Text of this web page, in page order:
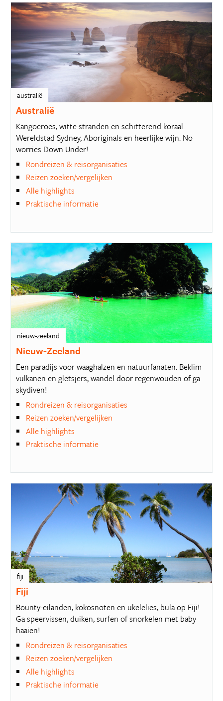
australië
Australië
Kangoeroes, witte stranden en schitterend koraal.
Wereldstad Sydney, Aboriginals en heerlijke wijn. No
worries Down Under!
Rondreizen & reisorganisaties
Reizen zoeken/vergelijken
Alle highlights
Praktische informatie
nieuw-zeeland
Nieuw-Zeeland
Een paradijs voor waaghalzen en natuurfanaten. Beklim
vulkanen en gletsjers, wandel door regenwouden of ga
skydiven!
Rondreizen & reisorganisaties
Reizen zoeken/vergelijken
Alle highlights
Praktische informatie
fiji
Fiji
Bounty-eilanden, kokosnoten en ukelelies, bula op Fiji!
Ga speervissen, duiken, surfen of snorkelen met baby
haaien!
Rondreizen & reisorganisaties
Reizen zoeken/vergelijken
Alle highlights
Praktische informatie